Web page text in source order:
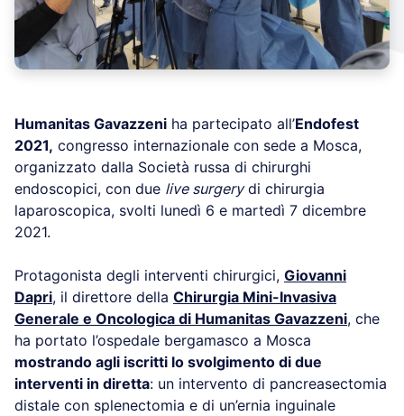
Humanitas Gavazzeni ha partecipato all’Endofest
2021, congresso internazionale con sede a Mosca,
organizzato dalla Società russa di chirurghi
endoscopici, con due live surgerydi chirurgia
laparoscopica, svolti lunedì 6 e martedì 7 dicembre
2021.
Protagonista degli interventi chirurgici, Giovanni
Dapri, il direttore della Chirurgia Mini-Invasiva
Generale e Oncologica di Humanitas Gavazzeni, che
ha portato l’ospedale bergamasco a Mosca
mostrando agli iscritti lo svolgimento di due
interventi in diretta: un intervento di pancreasectomia
distale con splenectomia e di un’ernia inguinale